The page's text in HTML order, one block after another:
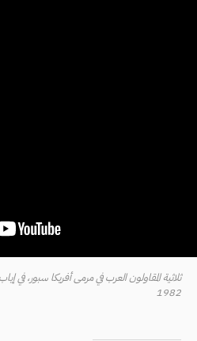
ثلاثية المقاولون العرب في مرمى أفريكا سبور، في
1982